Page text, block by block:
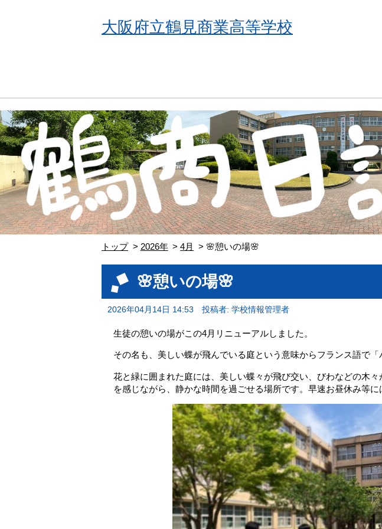
大阪府立鶴見商業高等学校
トップ 2026年 4月 🌸憩いの場🌸
🌸憩いの場🌸
2026年04月14日 14:53 投稿者: 学校情報管理者
生徒の憩いの場がこの4月リニューアルしました。
その名も、美しい蝶が飛んでいる庭という意味からフランス語で「
花と緑に囲まれた庭には、美しい蝶々が飛び交い、びわなどの木
を感じながら、静かな時間を過ごせる場所です。早速お昼休み等に